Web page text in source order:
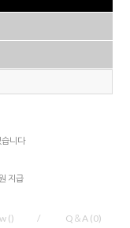
습니다
지급
() Q＆A (0)